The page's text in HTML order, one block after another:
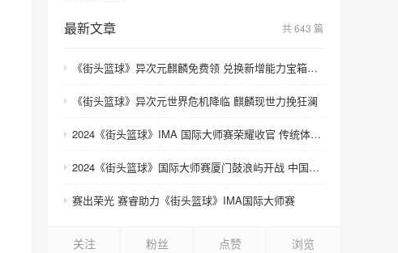
最新文章 共 643 篇
《街头篮球》异次元麒麟免费领 兑换新增能力宝箱和契约书
《街头篮球》异次元世界危机降临 麒麟现世力挽狂澜
2024《街头篮球》IMA 国际大师赛荣耀收官 传统体育电竞迎来新契机
2024《街头篮球》国际大师赛厦门鼓浪屿开战 中国队团体赛夺魁
赛出荣光 赛睿助力《街头篮球》IMA国际大师赛
关注 粉丝 点赞 浏览